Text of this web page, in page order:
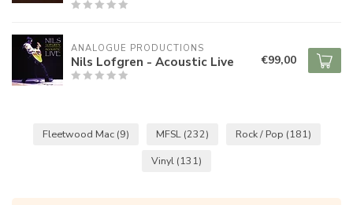
ANALOGUE PRODUCTIONS
Nils Lofgren - Acoustic Live €99,00
Fleetwood Mac (9) MFSL (232) Rock / Pop (181)
Vinyl (131)